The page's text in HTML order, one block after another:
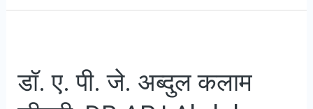
जीवनी:
परिवार,
राजनीतिक
डॉ. ए. पी. जे. अब्दुल कलाम